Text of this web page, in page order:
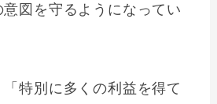
図を守るようになってい
特別に多くの利益を得て